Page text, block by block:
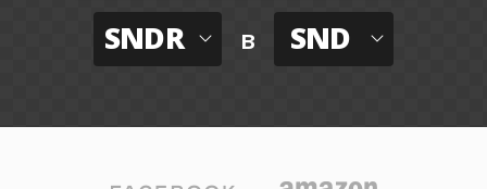
SNDR в SND